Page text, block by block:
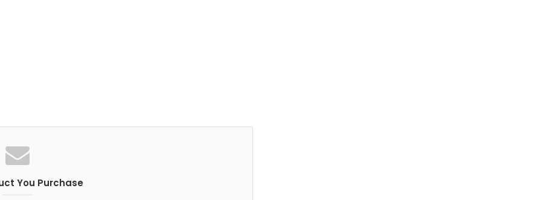
You Purchase